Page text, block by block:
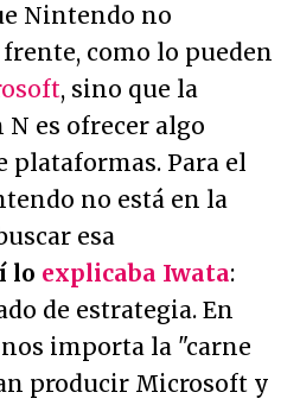
Nintendo no
como lo pueden
, sino que la
N es ofrecer algo
plataformas. Para el
no está en la
esa
lo explicaba Iwata:
de estrategia. En
importa la "carne
producir Microsoft y